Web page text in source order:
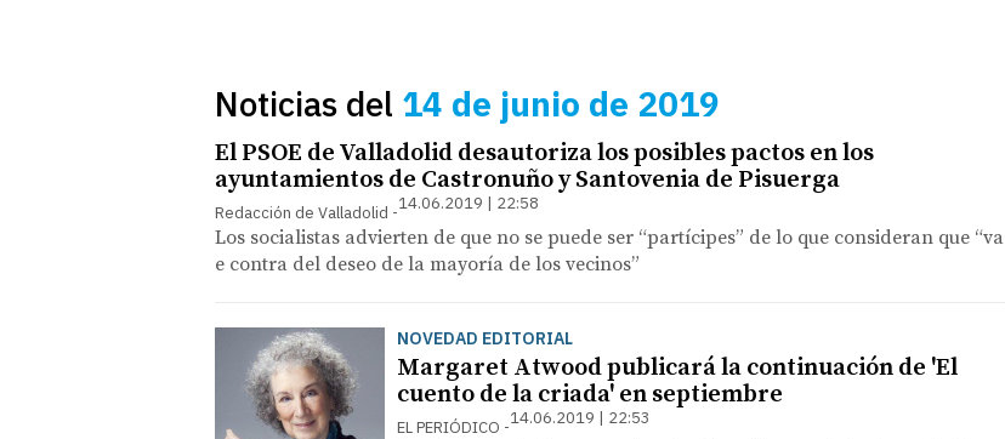
Noticias del 14 de junio de 2019
El PSOE de Valladolid desautoriza los posibles pactos en los
ayuntamientos de Castronuño y Santovenia de Pisuerga
Redacción de Valladolid 14.06.2019 | 22:58
Los socialistas advierten de que no se puede ser “partícipes” de lo que consideran que “va
e contra del deseo de la mayoría de los vecinos”
NOVEDAD EDITORIAL
Margaret Atwood publicará la continuación de 'El
cuento de la criada' en septiembre
EL PERIÓDICO 14.06.2019 | 22:53